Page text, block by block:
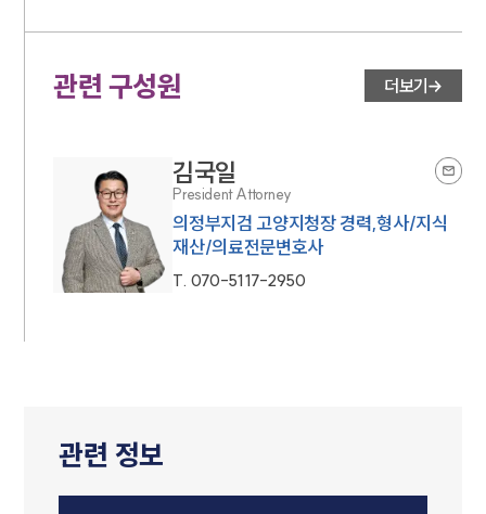
관련 구성원 더보기
김국일
President Attorney
의정부지검 고양지청장 경력,형사/지식
재산/의료전문변호사
T. 070-5117-2950
관련 정보